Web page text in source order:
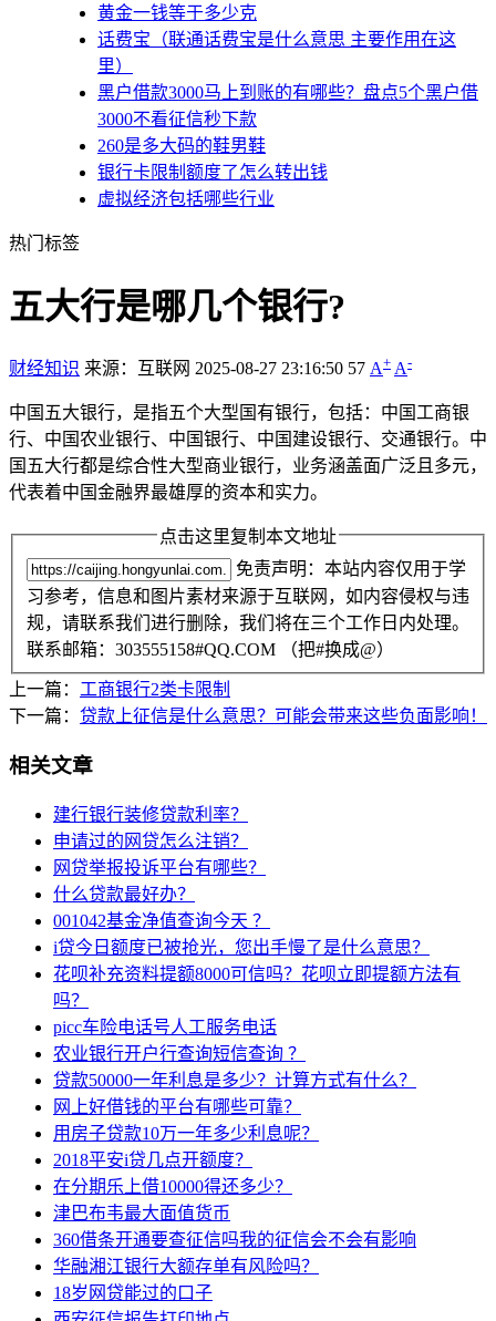
黄金一钱等于多少克
话费宝（联通话费宝是什么意思 主要作用在这
里）
黑户借款3000马上到账的有哪些？盘点5个黑户借
3000不看征信秒下款
260是多大码的鞋男鞋
银行卡限制额度了怎么转出钱
虚拟经济包括哪些行业
热门标签
五大行是哪几个银行?
财经知识 来源：互联网 2025-08-27 23:16:50 57 A+ A-
中国五大银行，是指五个大型国有银行，包括：中国工商银
行、中国农业银行、中国银行、中国建设银行、交通银行。中
国五大行都是综合性大型商业银行，业务涵盖面广泛且多元，
代表着中国金融界最雄厚的资本和实力。
点击这里复制本文地址
免责声明：本站内容仅用于学
习参考，信息和图片素材来源于互联网，如内容侵权与违
规，请联系我们进行删除，我们将在三个工作日内处理。
联系邮箱：303555158#QQ.COM （把#换成@）
上一篇： 工商银行2类卡限制
下一篇： 贷款上征信是什么意思？可能会带来这些负面影响！
相关文章
建行银行装修贷款利率？
申请过的网贷怎么注销？
网贷举报投诉平台有哪些？
什么贷款最好办？
001042基金净值查询今天 ？
i贷今日额度已被抢光，您出手慢了是什么意思？
花呗补充资料提额8000可信吗？花呗立即提额方法有
吗？
picc车险电话号人工服务电话
农业银行开户行查询短信查询 ？
贷款50000一年利息是多少？计算方式有什么？
网上好借钱的平台有哪些可靠？
用房子贷款10万一年多少利息呢？
2018平安i贷几点开额度？
在分期乐上借10000得还多少？
津巴布韦最大面值货币
360借条开通要查征信吗我的征信会不会有影响
华融湘江银行大额存单有风险吗？
18岁网贷能过的口子